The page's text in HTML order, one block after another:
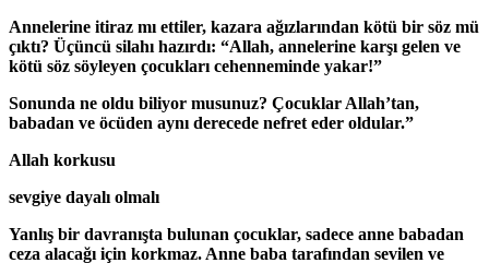
Annelerine itiraz mı ettiler, kazara ağızlarından kötü bir söz mü
çıktı? Üçüncü silahı hazırdı: “Allah, annelerine karşı gelen ve
kötü söz söyleyen çocukları cehenneminde yakar!”
Sonunda ne oldu biliyor musunuz? Çocuklar Allah’tan,
babadan ve öcüden aynı derecede nefret eder oldular.”
Allah korkusu
sevgiye dayalı olmalı
Yanlış bir davranışta bulunan çocuklar, sadece anne babadan
ceza alacağı için korkmaz. Anne baba tarafından sevilen ve